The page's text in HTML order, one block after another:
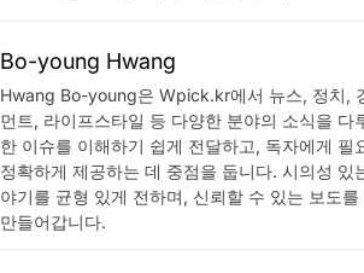
Bo-young Hwang
Hwang Bo-young은 Wpick.kr에서 뉴스, 정치,
먼트, 라이프스타일 등 다양한 분야의 소식을 다
한 이슈를 이해하기 쉽게 전달하고, 독자에게 필
정확하게 제공하는 데 중점을 둡니다. 시의성 있
야기를 균형 있게 전하며, 신뢰할 수 있는 보도
만들어갑니다.